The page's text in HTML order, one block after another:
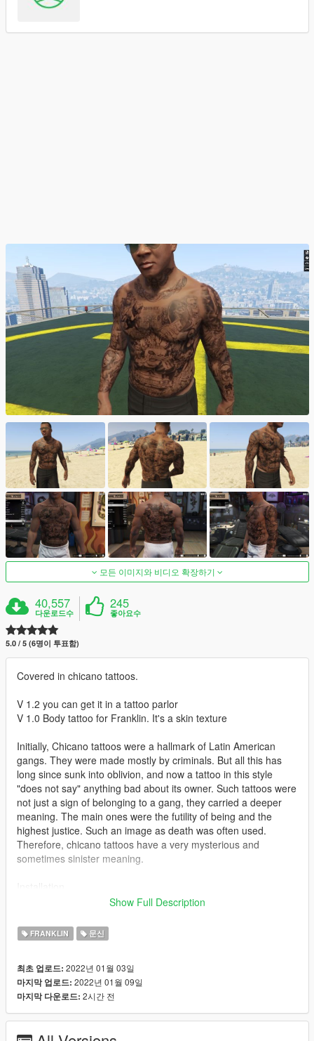
모든 이미지와 비디오 확장하기
40,557
다운로드수
245
좋아요수
5.0 / 5 (6명이 투표함)
Covered in chicano tattoos.
V 1.2 you can get it in a tattoo parlor
V 1.0 Body tattoo for Franklin. It's a skin texture
Initially, Chicano tattoos were a hallmark of Latin American
gangs. They were made mostly by criminals. But all this has
long since sunk into oblivion, and now a tattoo in this style
"does not say" anything bad about its owner. Such tattoos were
not just a sign of belonging to a gang, they carried a deeper
meaning. The main ones were the futility of being and the
highest justice. Such an image as death was often used.
Therefore, chicano tattoos have a very mysterious and
sometimes sinister meaning.
=============================
mods.com/tools/emfsp-easy-mod-folder-for-sp-player-mods
Click on the Edit Mode button
"GTAV\mods\update\x64\dlcpacks\EMFsingleplayer\dlc.rpf\x64\
streamedpeds_players.rpf\player_one\"
Show Full Description
FRANKLIN 문신
최초 업로드: 2022년 01월 03일
마지막 업로드: 2022년 01월 09일
마지막 다운로드: 2시간 전